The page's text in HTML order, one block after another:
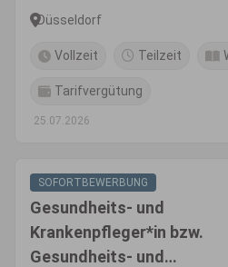
Fachgesundheits- und
Anästhesie und
bzw. Fachgesundheits- und
Düsseldorf
Vollzeit Teilzeit
Tarifvergütung
25.07.2026
SOFORTBEWERBUNG
Gesundheits- und
Krankenpfleger*in bzw.
Gesundheits- und